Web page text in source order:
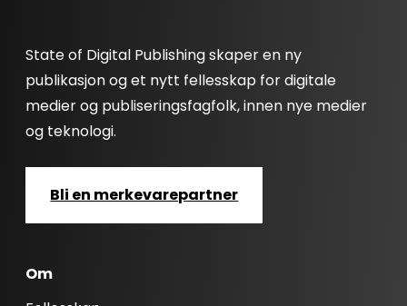
State of Digital Publishing skaper en ny
publikasjon og et nytt fellesskap for digitale
medier og publiseringsfagfolk, innen nye medier
og teknologi.
Bli en merkevarepartner
Om